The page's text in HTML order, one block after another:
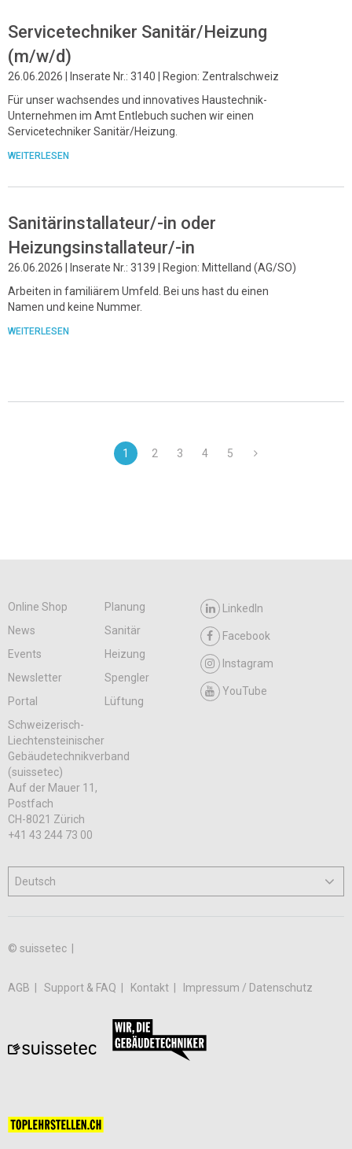
Servicetechniker Sanitär/Heizung
(m/w/d)
26.06.2026 | Inserate Nr.: 3140 | Region: Zentralschweiz
Für unser wachsendes und innovatives Haustechnik-
Unternehmen im Amt Entlebuch suchen wir einen
Servicetechniker Sanitär/Heizung.
WEITERLESEN
Sanitärinstallateur/-in oder
Heizungsinstallateur/-in
26.06.2026 | Inserate Nr.: 3139 | Region: Mittelland (AG/SO)
Arbeiten in familiärem Umfeld. Bei uns hast du einen
Namen und keine Nummer.
WEITERLESEN
1 2 3 4 5
Online Shop
Planung
News
Sanitär
Events
Heizung
Newsletter
Spengler
Portal
Lüftung
LinkedIn
Facebook
Instagram
YouTube
Schweizerisch-
Liechtensteinischer
Gebäudetechnikverband
(suissetec)
Auf der Mauer 11,
Postfach
CH-8021 Zürich
+41 43 244 73 00
© suissetec |
AGB Support & FAQ Kontakt Impressum / Datenschutz